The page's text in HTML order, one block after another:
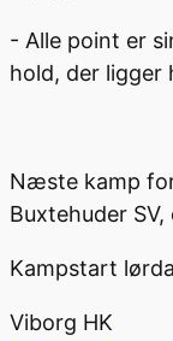
- Alle point er
hold, der ligger
Næste kamp for
Buxtehuder
Kampstart
Viborg HK